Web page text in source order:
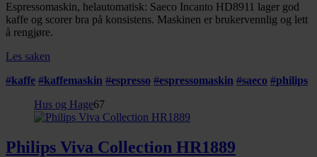
Espressomaskin, helautomatisk: Saeco Incanto HD8911 lager god
kaffe og scorer bra på konsistens. Maskinen er brukervennlig og lett
å rengjøre.
Les saken
#kaffe #kaffemaskin #espresso #espressomaskin #saeco #philips
Hus og Hage67
Philips Viva Collection HR1889